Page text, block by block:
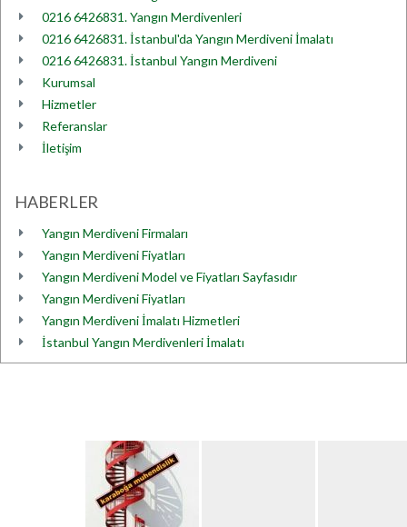
0216 6426831. Yangın Merdivenleri
0216 6426831. İstanbul'da Yangın Merdiveni İmalatı
0216 6426831. İstanbul Yangın Merdiveni
Kurumsal
Hizmetler
Referanslar
İletişim
HABERLER
Yangın Merdiveni Firmaları
Yangın Merdiveni Fiyatları
Yangın Merdiveni Model ve Fiyatları Sayfasıdır
Yangın Merdiveni Fiyatları
Yangın Merdiveni İmalatı Hizmetleri
İstanbul Yangın Merdivenleri İmalatı